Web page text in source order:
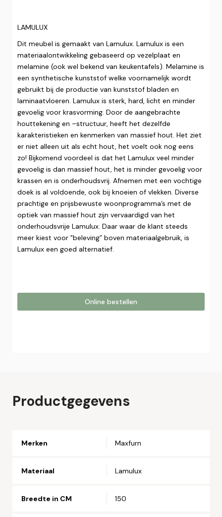
LAMULUX
Dit meubel is gemaakt van Lamulux. Lamulux is een
materiaalontwikkeling gebaseerd op vezelplaat en
melamine (ook wel bekend van keukentafels). Melamine is
een synthetische kunststof welke voornamelijk wordt
gebruikt bij de productie van kunststof bladen en
laminaatvloeren. Lamulux is sterk, hard, licht en minder
gevoelig voor krasvorming. Door de aangebrachte
houttekening en –structuur, heeft het dezelfde
karakteristieken en kenmerken van massief hout. Het ziet
er niet alleen uit als echt hout, het voelt ook nog eens
zo! Bijkomend voordeel is dat het Lamulux veel minder
gevoelig is dan massief hout, het is minder gevoelig voor
krassen en is onderhoudsvrij. Afnemen met een vochtige
doek is al voldoende, ook bij knoeien of vlekken. Diverse
prachtige en prijsbewuste woonprogramma’s met de
optiek van massief hout zijn vervaardigd van het
onderhoudsvrije Lamulux. Daar waar de klant steeds
meer kiest voor "beleving” boven materiaalgebruik, is
Lamulux een goed alternatief.‍
Online bestellen
Productgegevens
Merken Maxfurn
Materiaal Lamulux
Breedte in CM 150